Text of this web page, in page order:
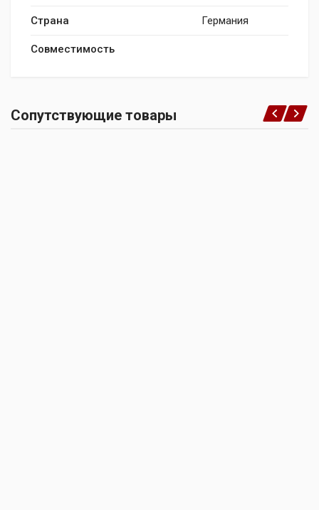
Страна Германия
Совместимость
Сопутствующие товары